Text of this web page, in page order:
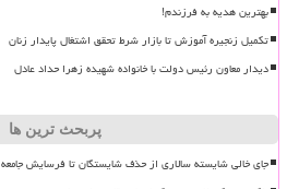
بهترین هدیه به فرزندم!
تکمیل زنجیره آموزش تا بازار شرط تحقق اشتغال پایدار زنان
دیدار معاون رئیس دولت با خانواده شهیده زهرا حداد عادل
پربحث ترین ها
جای خالی شایسته سالاری از حذف شایستگان تا فرسایش جامعه